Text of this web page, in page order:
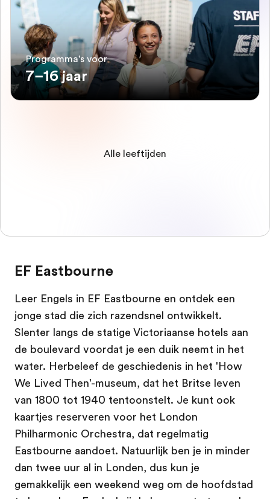
Programma's voor
7–16 jaar
Alle leeftijden
EF Eastbourne
Leer Engels in EF Eastbourne en ontdek een
jonge stad die zich razendsnel ontwikkelt.
Slenter langs de statige Victoriaanse hotels aan
de boulevard voordat je een duik neemt in het
water. Herbeleef de geschiedenis in het 'How
We Lived Then'-museum, dat het Britse leven
van 1800 tot 1940 tentoonstelt. Je kunt ook
kaartjes reserveren voor het London
Philharmonic Orchestra, dat regelmatig
Eastbourne aandoet. Natuurlijk ben je in minder
dan twee uur al in Londen, dus kun je
gemakkelijk een weekend weg om de hoofdstad